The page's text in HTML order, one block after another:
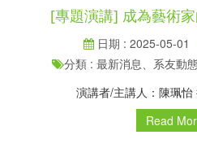
[專題演講] 成為藝術
日期 : 2025-05-01
分類 : 最新消息、系友動態
演講者/主講人：陳珮
Read